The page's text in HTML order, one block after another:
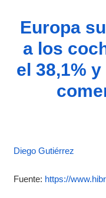
Europa
a los
el 38,1%
Diego Gutiérrez
Fuente: https://